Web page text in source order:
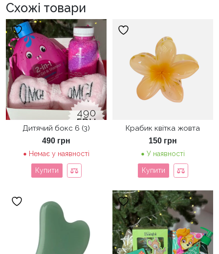
Схожі товари
Дитячий бокс 6 (3)
490 грн
Немає у наявності
Купити
Крабик квітка жовта
150 грн
У наявності
Купити